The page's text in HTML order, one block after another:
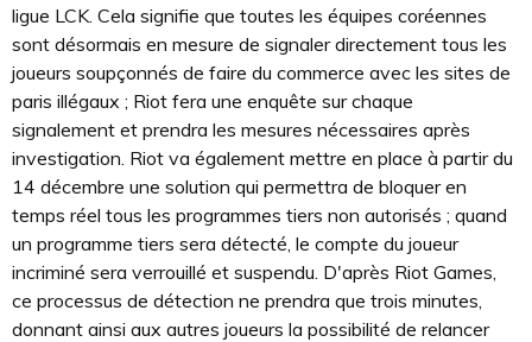
ligue LCK. Cela signifie que toutes les équipes coréennes
sont désormais en mesure de signaler directement tous les
joueurs soupçonnés de faire du commerce avec les sites de
paris illégaux ; Riot fera une enquête sur chaque
signalement et prendra les mesures nécessaires après
investigation. Riot va également mettre en place à partir du
14 décembre une solution qui permettra de bloquer en
temps réel tous les programmes tiers non autorisés ; quand
un programme tiers sera détecté, le compte du joueur
incriminé sera verrouillé et suspendu. D'après Riot Games,
ce processus de détection ne prendra que trois minutes,
donnant ainsi aux autres joueurs la possibilité de relancer